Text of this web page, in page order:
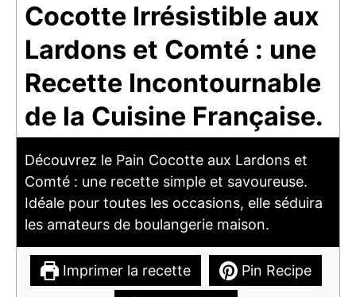
Cocotte Irrésistible aux
Lardons et Comté : une
Recette Incontournable
de la Cuisine Française.
Découvrez le Pain Cocotte aux Lardons et
Comté : une recette simple et savoureuse.
Idéale pour toutes les occasions, elle séduira
les amateurs de boulangerie maison.
Imprimer la recette Pin Recipe